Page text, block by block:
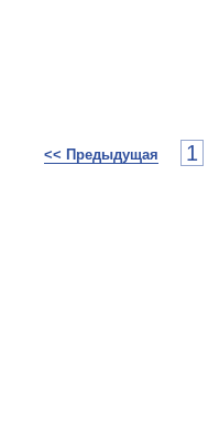
<< Предыдущая 1